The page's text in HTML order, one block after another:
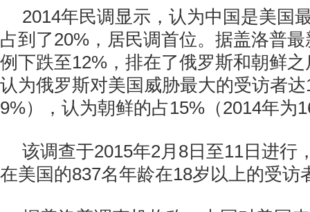
2014年民调显示，认为中国是美国
占到了20%，居民调首位。据盖洛普
例下跌至12%，排在了俄罗斯和朝鲜
认为俄罗斯对美国威胁最大的受访者
9%），认为朝鲜的占15%（2014年为
该调查于2015年2月8日至11日进行
在美国的837名年龄在18岁以上的受访